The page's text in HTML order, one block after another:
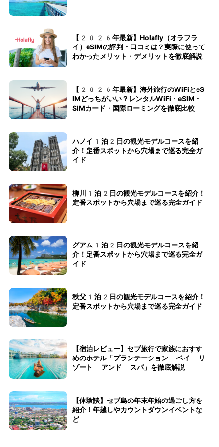
【2026年最新】Holafly（オラフラ
イ）eSIMの評判・口コミは？実際に使って
わかったメリット・デメリットを徹底解説
【2026年最新】海外旅行のWiFiとeS
IMどっちがいい？レンタルWiFi・eSIM・
SIMカード・国際ローミングを徹底比較
ハノイ1泊2日の観光モデルコースを紹
介！定番スポットから穴場まで巡る完全ガ
イド
柳川1泊2日の観光モデルコースを紹介！
定番スポットから穴場まで巡る完全ガイド
グアム1泊2日の観光モデルコースを紹
介！定番スポットから穴場まで巡る完全ガ
イド
秩父1泊2日の観光モデルコースを紹介！
定番スポットから穴場まで巡る完全ガイド
【宿泊レビュー】セブ旅行で家族におすす
めのホテル「プランテーション ベイ リ
ゾート アンド スパ」を徹底解説
【体験談】セブ島の年末年始の過ごし方を
紹介！年越しやカウントダウンイベントな
ど